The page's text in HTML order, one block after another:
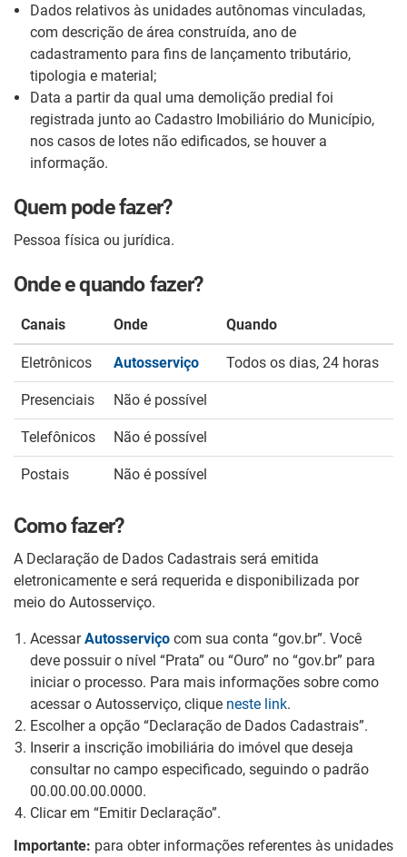
Dados relativos às unidades autônomas vinculadas,
com descrição de área construída, ano de
cadastramento para fins de lançamento tributário,
tipologia e material;
Data a partir da qual uma demolição predial foi
registrada junto ao Cadastro Imobiliário do Município,
nos casos de lotes não edificados, se houver a
informação.
Quem pode fazer?
Pessoa física ou jurídica.
Onde e quando fazer?
Canais Onde Quando
Eletrônicos Autosserviço Todos os dias, 24 horas
Presenciais Não é possível
Telefônicos Não é possível
Postais Não é possível
Como fazer?
A Declaração de Dados Cadastrais será emitida
eletronicamente e será requerida e disponibilizada por
meio do Autosserviço.
AcessarAutosserviço com sua conta “gov.br”. Você
deve possuir o nível “Prata” ou “Ouro” no “gov.br” para
iniciar o processo. Para mais informações sobre como
acessar o Autosserviço, clique neste link.
Escolher a opção “Declaração de Dados Cadastrais”.
Inserir a inscrição imobiliária do imóvel que deseja
consultar no campo especificado, seguindo o padrão
00.00.00.00.0000.
Clicar em “Emitir Declaração”.
Importante: para obter informações referentes às unidades